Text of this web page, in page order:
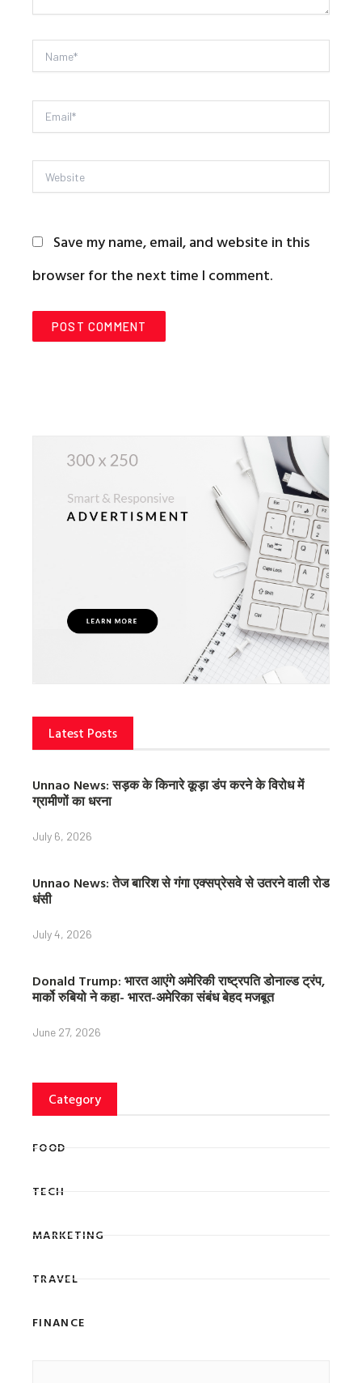
Name*
Email*
Website
Save my name, email, and website in this
browser for the next time I comment.
Latest Posts
Unnao News: सड़क के किनारे कूड़ा डंप करने के विरोध में
ग्रामीणों का धरना
July 6, 2026
Unnao News: तेज बारिश से गंगा एक्सप्रेसवे से उतरने वाली रोड
धंसी
July 4, 2026
Donald Trump: भारत आएंगे अमेरिकी राष्ट्रपति डोनाल्ड ट्रंप,
मार्को रुबियो ने कहा- भारत-अमेरिका संबंध बेहद मजबूत
June 27, 2026
Category
FOOD
TECH
MARKETING
TRAVEL
FINANCE